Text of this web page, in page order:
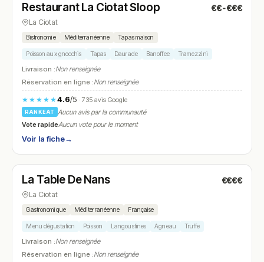
N° 26
Restaurant La Ciotat Sloop €€-€€€
La Ciotat
Bistronomie Méditerranéenne Tapas maison
Poisson aux gnocchis Tapas Daurade Banoffee Tramezzini
Livraison :Non renseignée
Réservation en ligne :Non renseignée
★★★★★4.6/5· 735 avis Google
RANKEAT
Aucun avis par la communauté
Vote rapideAucun vote pour le moment
Voir la fiche→
N° 27
La Table De Nans €€€€
La Ciotat
Gastronomique Méditerranéenne Française
Menu dégustation Poisson Langoustines Agneau Truffe
Livraison :Non renseignée
Réservation en ligne :Non renseignée